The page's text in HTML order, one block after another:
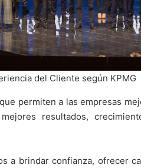
del Cliente según KPMG
permiten a las empresas
resultados,
a brindar confianza, ofrecer